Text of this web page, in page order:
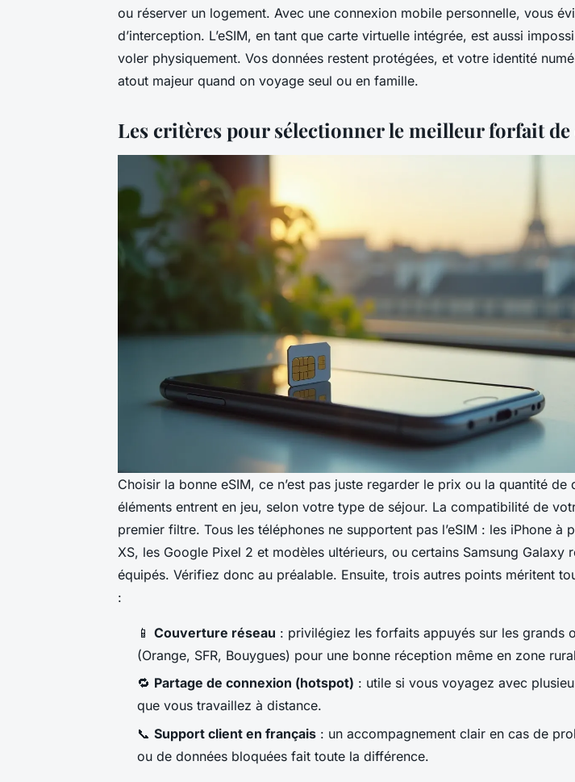
ou réserver un logement. Avec une connexion mobile personnelle, vous
d’interception. L’eSIM, en tant que carte virtuelle intégrée, est aussi
voler physiquement. Vos données restent protégées, et votre identité
atout majeur quand on voyage seul ou en famille.
Les critères pour sélectionner le meilleur forfait de
Choisir la bonne eSIM, ce n’est pas juste regarder le prix ou la quantité de
éléments entrent en jeu, selon votre type de séjour. La compatibilité de
premier filtre. Tous les téléphones ne supportent pas l’eSIM : les iPhone à
XS, les Google Pixel 2 et modèles ultérieurs, ou certains Samsung Galaxy
équipés. Vérifiez donc au préalable. Ensuite, trois autres points méritent
:
📱 Couverture réseau : privilégiez les forfaits appuyés sur les grands
(Orange, SFR, Bouygues) pour une bonne réception même en zone
🔁 Partage de connexion (hotspot) : utile si vous voyagez avec
que vous travaillez à distance.
📞 Support client en français : un accompagnement clair en cas de
ou de données bloquées fait toute la différence.